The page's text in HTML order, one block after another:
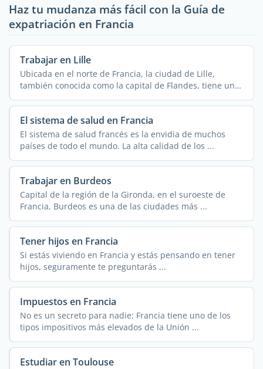
Haz tu mudanza más fácil con la Guía de
expatriación en Francia
Trabajar en Lille
Ubicada en el norte de Francia, la ciudad de Lille,
también conocida como la capital de Flandes, tiene una
...
El sistema de salud en Francia
El sistema de salud francés es la envidia de muchos
países de todo el mundo. La alta calidad de los ...
Trabajar en Burdeos
Capital de la región de la Gironda, en el suroeste de
Francia, Burdeos es una de las ciudades más ...
Tener hijos en Francia
Si estás viviendo en Francia y estás pensando en tener
hijos, seguramente te preguntarás ...
Impuestos en Francia
No es un secreto para nadie: Francia tiene uno de los
tipos impositivos más elevados de la Unión ...
Estudiar en Toulouse